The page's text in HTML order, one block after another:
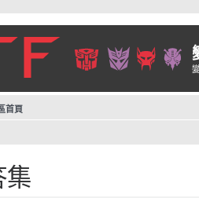
首頁
集